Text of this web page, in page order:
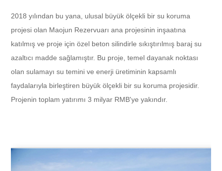
2018 yılından bu yana, ulusal büyük ölçekli bir su koruma
projesi olan Maojun Rezervuarı ana projesinin inşaatına
katılmış ve proje için özel beton silindirle sıkıştırılmış baraj su
azaltıcı madde sağlamıştır. Bu proje, temel dayanak noktası
olan sulamayı su temini ve enerji üretiminin kapsamlı
faydalarıyla birleştiren büyük ölçekli bir su koruma projesidir.
Projenin toplam yatırımı 3 milyar RMB'ye yakındır.